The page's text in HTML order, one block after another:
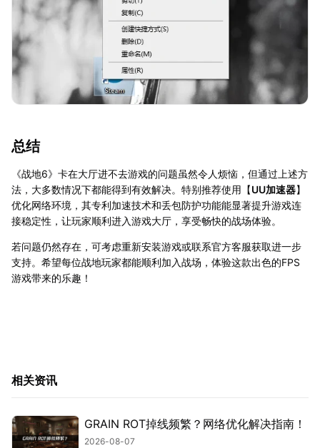
总结
《战地6》卡在大厅进不去游戏的问题虽然令人烦恼，但通过上述方
法，大多数情况下都能得到有效解决。特别推荐使用【UU加速器】
优化网络环境，其专利加速技术和丢包防护功能能显著提升游戏连
接稳定性，让玩家顺利进入游戏大厅，享受畅快的战场体验。
若问题仍然存在，可考虑重新安装游戏或联系官方客服获取进一步
支持。希望每位战地玩家都能顺利加入战场，体验这款出色的FPS
游戏带来的乐趣！
相关资讯
GRAIN ROT掉线频繁？网络优化解决指南！
2026-08-07